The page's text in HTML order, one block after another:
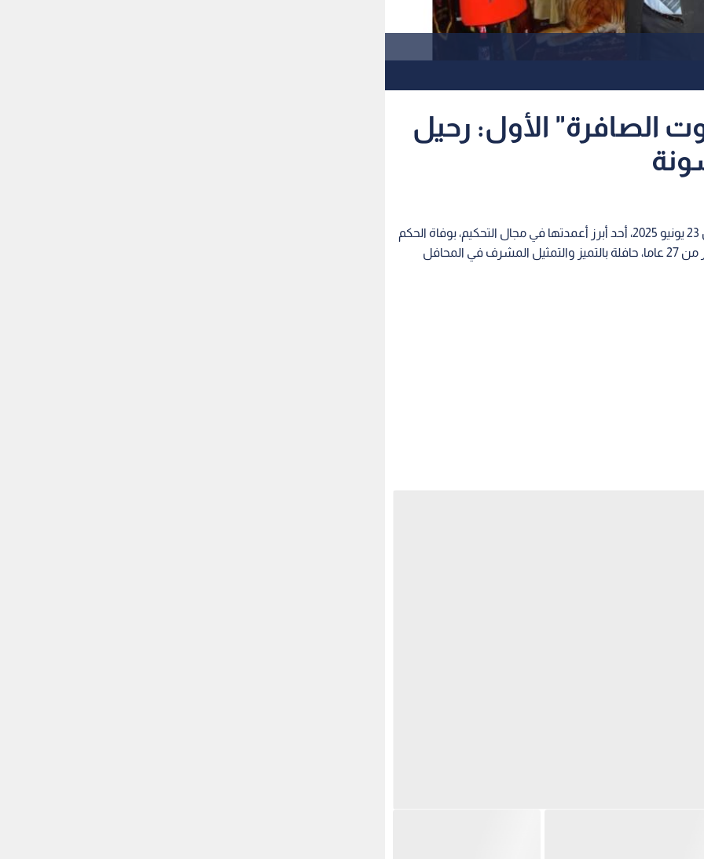
الصافرة" الأول: رحيل
فقدت الأسرة الرياضية الأردنية والعربية، اليوم الإثنين 23 يونيو 2025، أحد أبرز أعمدتها في مجال التحكيم، بوفاة الحكم
الدولي السابق عوني حسونة، بعد مسيرة امتدت لأكثر من 27 عاما، حافلة بالتميز والتمثيل المشرف في المحافل